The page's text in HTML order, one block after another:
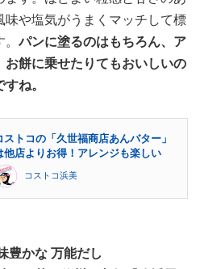
味や塩気がうまくマッチして標
。パンに塗るのはもちろん、ア
餅に乗せたりてもおいしいの
ね。
ストコの「久世福商店あんバター」
他店よりお得！アレンジも楽しい
コストコ浜美
豊かな 万能だし